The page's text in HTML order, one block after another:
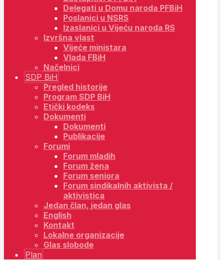
Delegati u Domu naroda PFBiH
Poslanici u NSRS
Izaslanici u Vijeću naroda RS
Izvršna vlast
Vijeće ministara
Vlada FBiH
Načelnici
SDP BiH
Pregled historije
Program SDP BiH
Etički kodeks
Dokumenti
Dokumenti
Publikacije
Forumi
Forum mladih
Forum žena
Forum seniora
Forum sindikalnih aktivista /
aktivistica
Jedan član, jedan glas
English
Kontakt
Lokalne organizacije
Glas slobode
Plan